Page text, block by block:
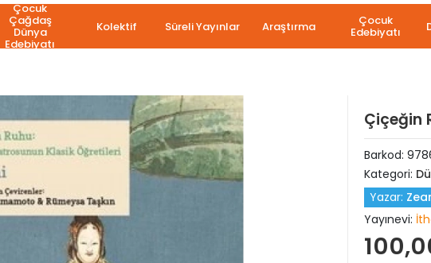
Çocuk
Çağdaş
Dünya
Edebiyatı
Kolektif Süreli Yayınlar Araştırma Çocuk
Edebiyatı
Çiçeğin
Barkod:
Kategori:
Yazar:
Yayınevi: